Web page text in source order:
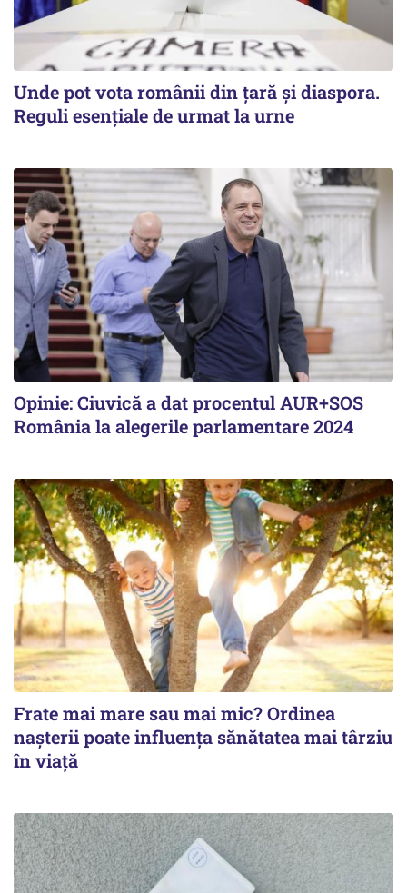
Unde pot vota românii din țară și diaspora.
Reguli esențiale de urmat la urne
Opinie: Ciuvică a dat procentul AUR+SOS
România la alegerile parlamentare 2024
Frate mai mare sau mai mic? Ordinea
nașterii poate influența sănătatea mai târziu
în viață